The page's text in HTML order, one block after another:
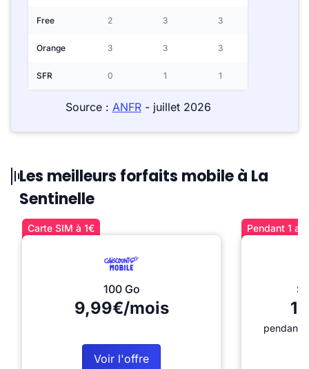
Free 2 3 3
Orange 3 3 3
SFR 0 1 1
Source : ANFR- juillet 2026
Les meilleurs forfaits mobile à La
Sentinelle
Carte SIM à 1€
100 Go
9,99€/mois
Voir l'offre
Pendant 1
pendant